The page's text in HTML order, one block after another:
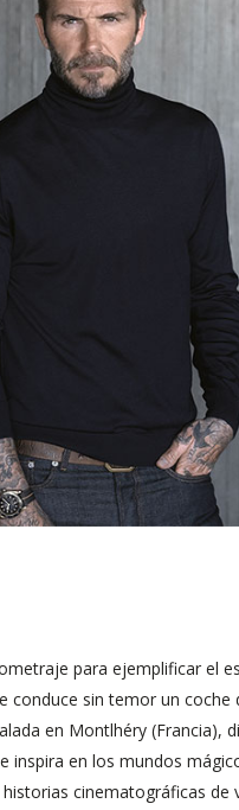
para ejemplificar el
conduce sin temor un coche
en Montlhéry (Francia),
inspira en los mundos
cinematográficas de